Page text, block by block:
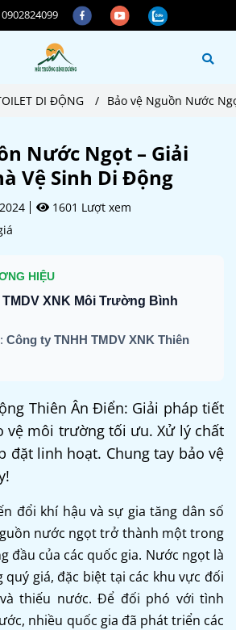
0902824099
DI ĐỘNG / Bảo vệ Nguồn Nước
Nước Ngọt – Giải
Vệ Sinh Di Động
1601 Lượt xem
HIỆU
XNK Môi Trường Bình
Công ty TNHH TMDV XNK Thiên
Thiên Ân Điển: Giải pháp tiết
vệ môi trường tối ưu. Xử lý chất
đặt linh hoạt. Chung tay bảo vệ
đổi khí hậu và sự gia tăng dân số
nước ngọt trở thành một trong
đầu của các quốc gia. Nước ngọt là
quý giá, đặc biệt tại các khu vực đối
thiếu nước. Để đối phó với tình
nhiều quốc gia đã phát triển các